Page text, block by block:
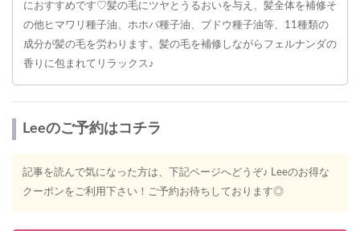
におすすめです♡髪の毛にツヤとうるおいを与え、髪全体を補修そ
の他ヒマワリ種子油、ホホバ種子油、ブドウ種子油等、11種類の
成分が髪の毛を労わります。髪の毛を補修しながらフェルナンダの
香りに包まれてリラックス♪
Leeのご予約はコチラ
記事を読んで気になった方は、下記ページへどうぞ♪ Leeのお得な
クーポンをご利用下さい！ご予約お待ちしております◎